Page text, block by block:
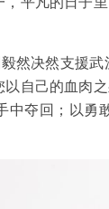
毅然决然支援
自己的血肉
中夺回；以勇